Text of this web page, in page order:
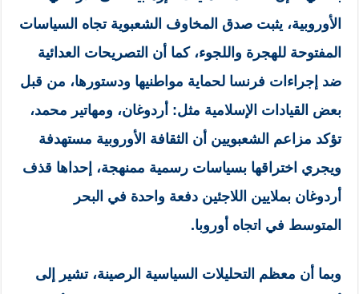
الأوروبية، يثبت صدق المخاوف الشعبوية تجاه السياسات
المفتوحة للهجرة واللجوء، كما أن التصريحات العدائية
ضد إجراءات فرنسا لحماية مواطنيها ودستورها، من قبل
بعض القيادات الإسلامية مثل: أردوغان، ومهاتير محمد،
تؤكد مزاعم الشعبويين أن الثقافة الأوروبية مستهدفة
ويجري اختراقها بسياسات رسمية ممنهجة، إحداها قذف
أردوغان بملايين اللاجئين دفعة واحدة في البحر
المتوسط في اتجاه أوروبا.
وبما أن معظم التحليلات السياسية الرصينة، تشير إلى